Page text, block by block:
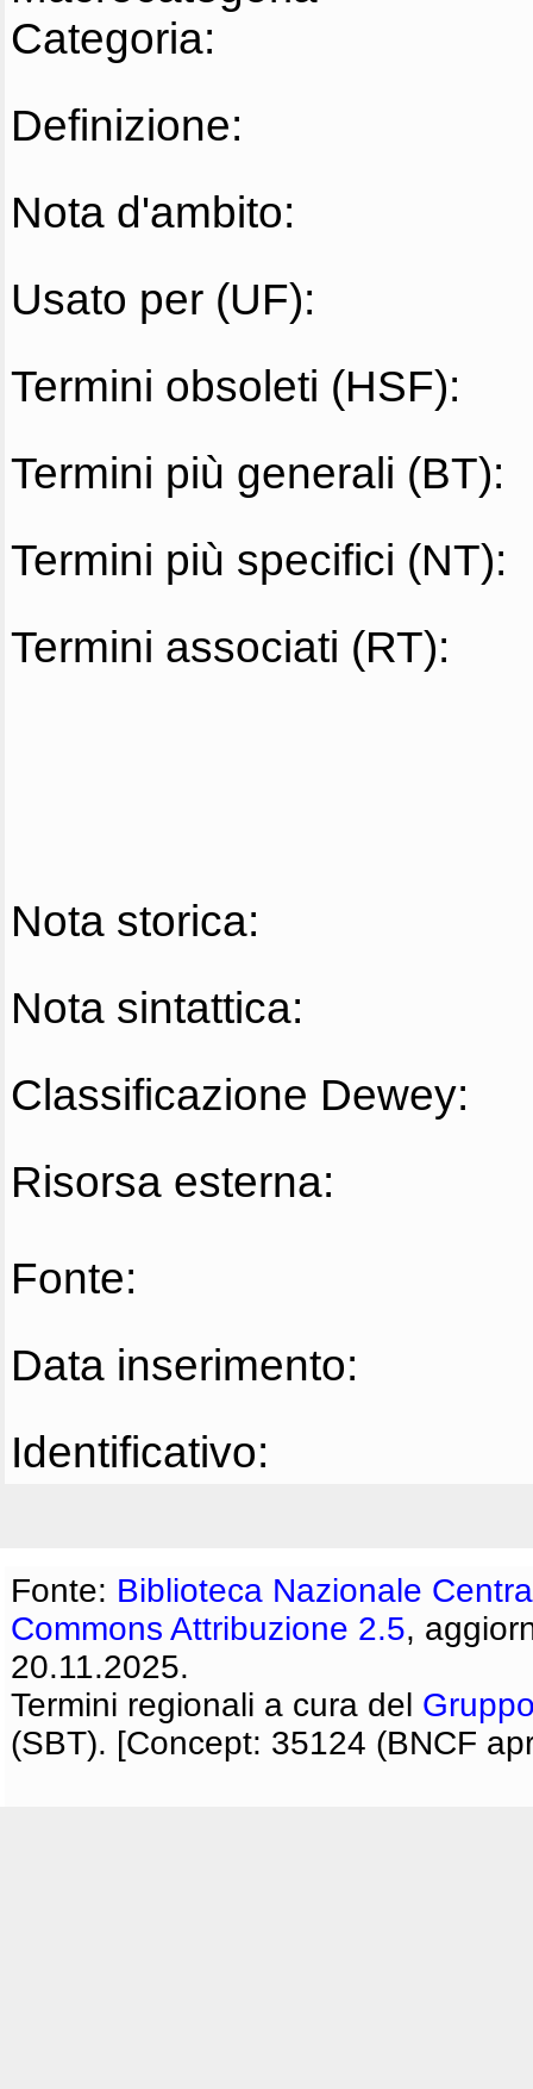
Categoria:
Definizione:
Nota d'ambito:
Usato per (UF):
Termini obsoleti (HSF):
Termini più generali (BT):
Termini più specifici (NT):
Termini associati (RT):
Nota storica:
Nota sintattica:
Classificazione Dewey:
Risorsa esterna:
Fonte:
Data inserimento:
Identificativo:
Fonte: Biblioteca Nazionale
Commons Attribuzione 2.5,
20.11.2025.
Termini regionali a cura del
(SBT). [Concept: 35124 (BNCF